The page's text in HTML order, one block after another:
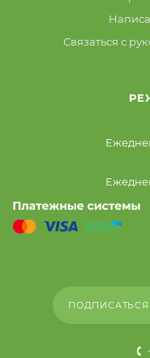
Связаться с